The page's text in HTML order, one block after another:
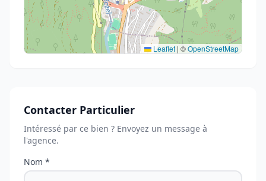
Leaflet | ©OpenStreetMap
Contacter Particulier
Intéressé par ce bien ? Envoyez un message à
l'agence.
Nom *